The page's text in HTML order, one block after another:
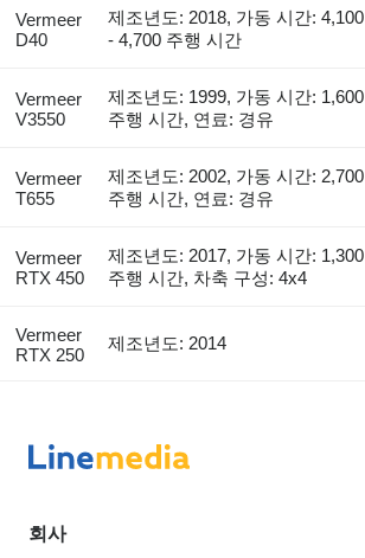
Vermeer
D40
제조년도: 2018, 가동 시간: 4,100
- 4,700 주행 시간
Vermeer
V3550
제조년도: 1999, 가동 시간: 1,600
주행 시간, 연료: 경유
Vermeer
T655
제조년도: 2002, 가동 시간: 2,700
주행 시간, 연료: 경유
Vermeer
RTX 450
제조년도: 2017, 가동 시간: 1,300
주행 시간, 차축 구성: 4x4
Vermeer
RTX 250
제조년도: 2014
회사